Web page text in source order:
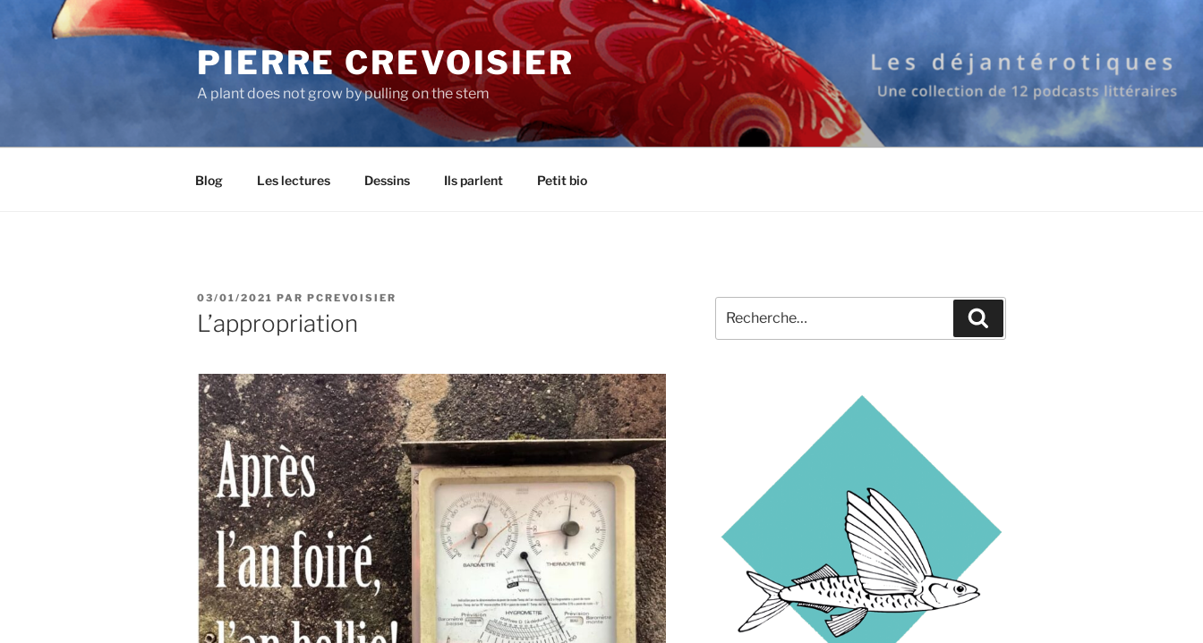
PIERRE CREVOISIER
A plant does not grow by pulling on the stem
Blog Les lectures Dessins Ils parlent Petit bio
PUBLIÉ
LE
03/01/2021 PAR PCREVOISIER
L’appropriation
pour
: